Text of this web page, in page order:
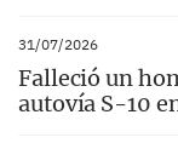
31/07/2026
Falleció un
autovía S-10